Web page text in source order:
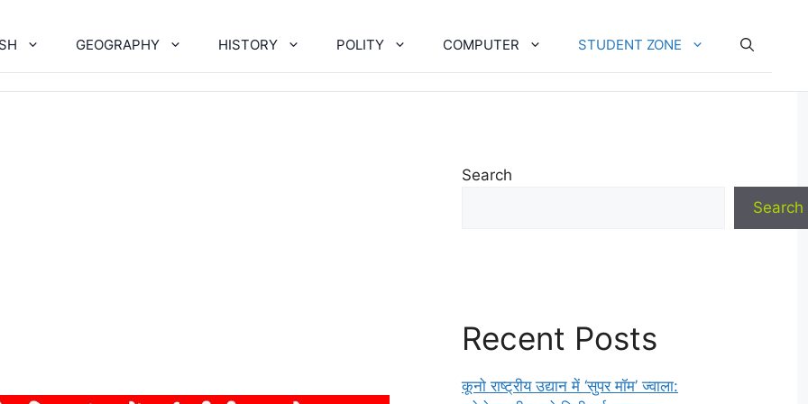
GEOGRAPHY HISTORY POLITY COMPUTER STUDENT ZONE
Search
Search
Recent Posts
कूनो राष्ट्रीय उद्यान में ‘सुपर मॉम’ ज्वाला: